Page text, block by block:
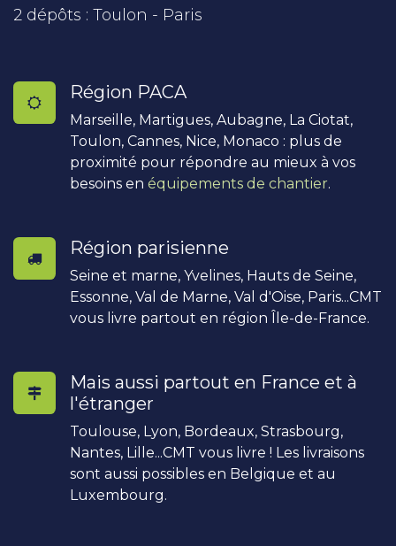
2 dépôts : Toulon - Paris
Région PACA
Marseille, Martigues, Aubagne, La Ciotat,
Toulon, Cannes, Nice, Monaco : plus de
proximité pour répondre au mieux à vos
besoins en équipements de chantier.
Région parisienne
Seine et marne, Yvelines, Hauts de Seine,
Essonne, Val de Marne, Val d'Oise, Paris...CMT
vous livre partout en région Île-de-France.
Mais aussi partout en France et à
l'étranger
Toulouse, Lyon, Bordeaux, Strasbourg,
Nantes, Lille...CMT vous livre ! Les livraisons
sont aussi possibles en Belgique et au
Luxembourg.